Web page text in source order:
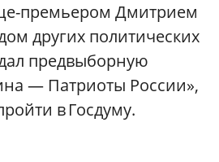
премьером Дмитрием
других политических
предвыборную
— Патриоты России»,
в Госдуму.